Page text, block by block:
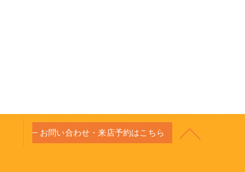
お問い合わせ・来店予約はこちら